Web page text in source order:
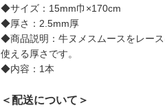
◆サイズ：15mm巾×170cm
◆厚さ：2.5mm厚
◆商品説明：牛ヌメスムースをレー
使える厚さです。
◆内容：1本
＜配送について＞